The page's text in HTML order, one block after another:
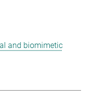
and biomimetic